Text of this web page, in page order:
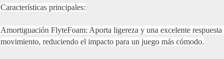
Características principales:
Amortiguación FlyteFoam: Aporta ligereza y una excelente respuesta
movimiento, reduciendo el impacto para un juego más cómodo.